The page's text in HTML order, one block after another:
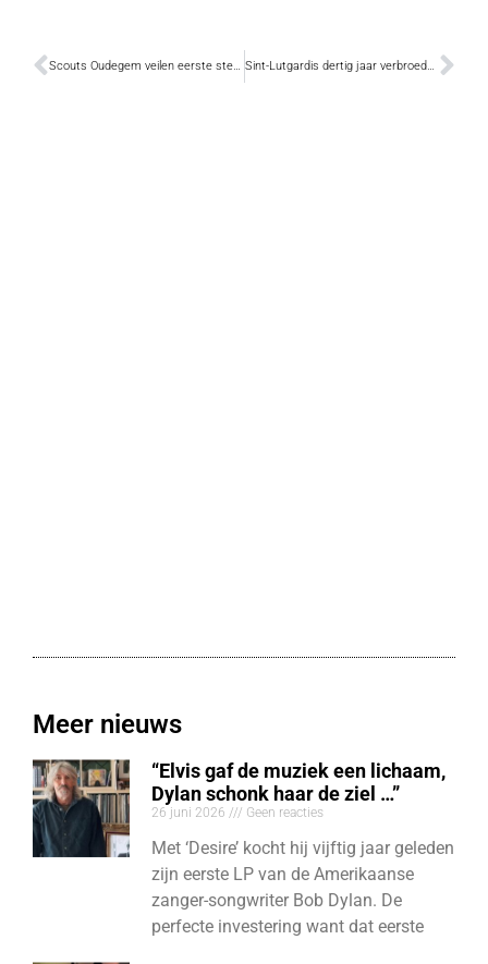
Scouts Oudegem veilen eerste steen Sint-Lutgardis dertig jaar verbroederd met GV Sängerlust
Meer nieuws
“Elvis gaf de muziek een lichaam,
Dylan schonk haar de ziel …”
26 juni 2026 Geen reacties
Met ‘Desire’ kocht hij vijftig jaar geleden
zijn eerste LP van de Amerikaanse
zanger-songwriter Bob Dylan. De
perfecte investering want dat eerste